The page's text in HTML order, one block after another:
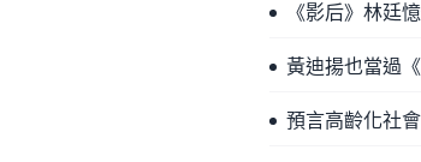
《影后》林廷
黃迪揚也當過
預言高齡化社